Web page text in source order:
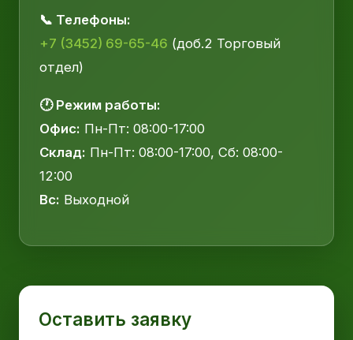
📞 Телефоны:
+7 (3452) 69-65-46 (доб.2 Торговый
отдел)
🕐 Режим работы:
Офис: Пн-Пт: 08:00-17:00
Склад: Пн-Пт: 08:00-17:00, Сб: 08:00-
12:00
Вс: Выходной
Оставить заявку